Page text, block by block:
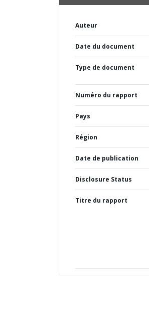
Auteur
Date du document
Type de document
Numéro du rapport
Pays
Région
Date de publication
Disclosure Status
Titre du rapport